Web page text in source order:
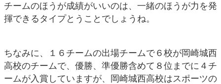
チームのほうが成績がいいのは、一緒のほうが力を発
揮できるタイプとうことでしょうね。
ちなみに、１６チームの出場チームで６校が岡崎城西
高校のチームで、優勝、準優勝含めて８位までに４チ
ームが入賞していますが、岡崎城西高校はスポーツの